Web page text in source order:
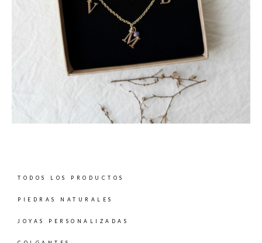
TODOS LOS PRODUCTOS
PIEDRAS NATURALES
JOYAS PERSONALIZADAS